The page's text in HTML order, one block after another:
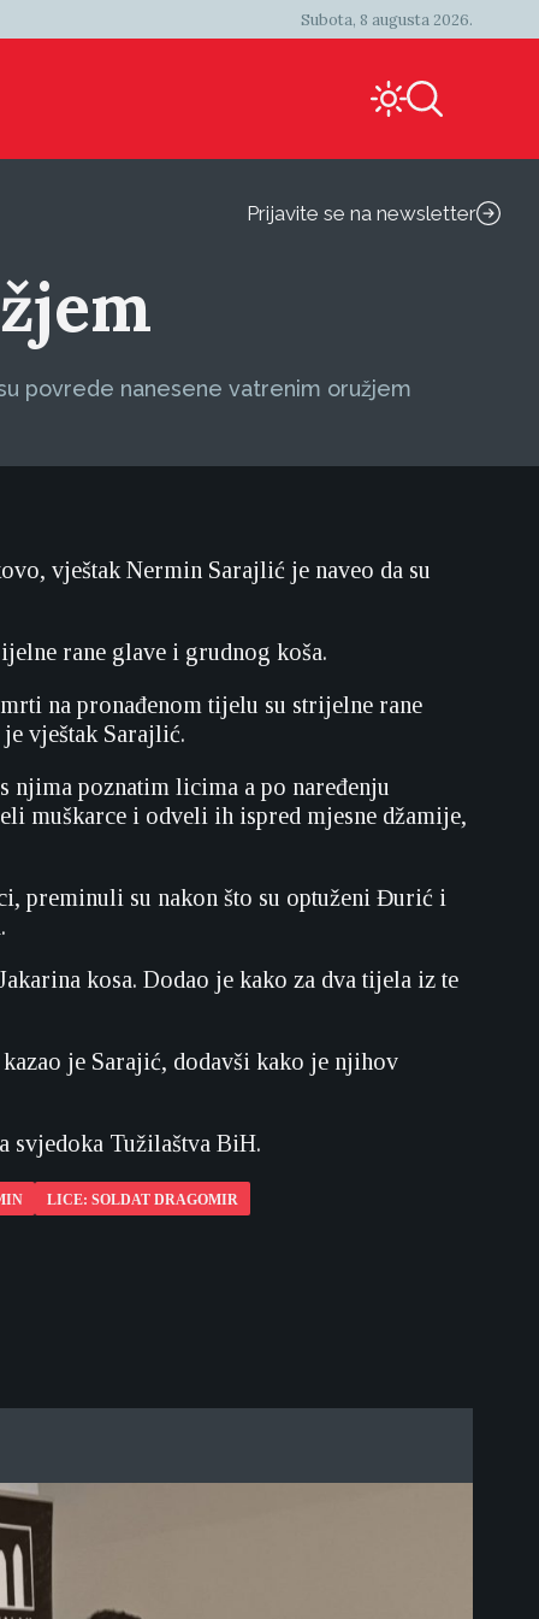
Subota, 8 augusta 2026.
Prijavite se na newsletter
povrede nanesene vatrenim oružjem
vještak Nermin Sarajlić je naveo da su
rane glave i grudnog koša.
na pronađenom tijelu su strijelne rane
vještak Sarajlić.
njima poznatim licima a po naređenju
muškarce i odveli ih ispred mjesne džamije,
preminuli su nakon što su optuženi Đurić i
kosa. Dodao je kako za dva tijela iz te
je Sarajić, dodavši kako je njihov
svjedoka Tužilaštva BiH.
LICE: SOLDAT DRAGOMIR